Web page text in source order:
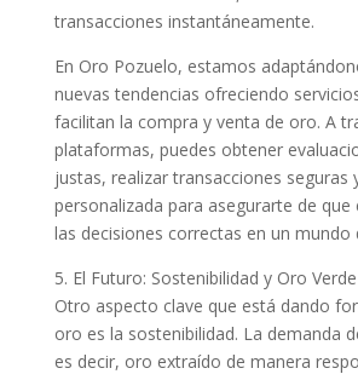
transacciones instantáneamente.
En Oro Pozuelo, estamos
nuevas tendencias ofreciendo
facilitan la compra y venta de oro. A
plataformas, puedes obtener
justas, realizar transacciones seguras
personalizada para asegurarte de
las decisiones correctas en un mundo
5. El Futuro: Sostenibilidad y Oro Verde
Otro aspecto clave que está dando
oro es la sostenibilidad. La demanda
es decir, oro extraído de manera